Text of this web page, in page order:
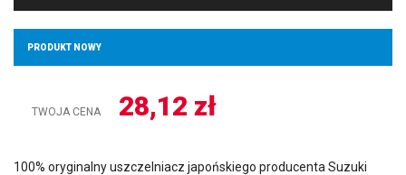
PRODUKT NOWY
TWOJA CENA 28,12 zł
100% oryginalny uszczelniacz japońskiego producenta Suzuki